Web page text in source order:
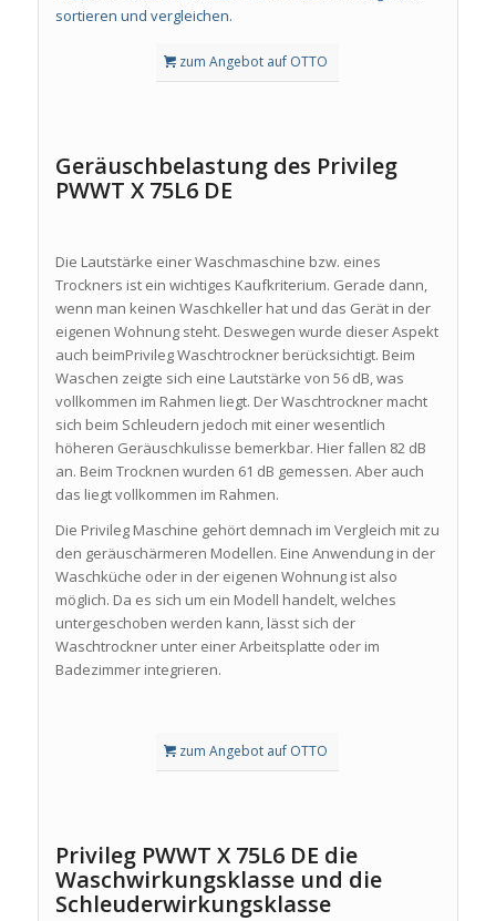
sortieren und vergleichen.
zum Angebot auf OTTO
Geräuschbelastung des Privileg
PWWT X 75L6 DE
Die Lautstärke einer Waschmaschine bzw. eines
Trockners ist ein wichtiges Kaufkriterium. Gerade dann,
wenn man keinen Waschkeller hat und das Gerät in der
eigenen Wohnung steht. Deswegen wurde dieser Aspekt
auch beimPrivileg Waschtrockner berücksichtigt. Beim
Waschen zeigte sich eine Lautstärke von 56 dB, was
vollkommen im Rahmen liegt. Der Waschtrockner macht
sich beim Schleudern jedoch mit einer wesentlich
höheren Geräuschkulisse bemerkbar. Hier fallen 82 dB
an. Beim Trocknen wurden 61 dB gemessen. Aber auch
das liegt vollkommen im Rahmen.
Die Privileg Maschine gehört demnach im Vergleich mit zu
den geräuschärmeren Modellen. Eine Anwendung in der
Waschküche oder in der eigenen Wohnung ist also
möglich. Da es sich um ein Modell handelt, welches
untergeschoben werden kann, lässt sich der
Waschtrockner unter einer Arbeitsplatte oder im
Badezimmer integrieren.
zum Angebot auf OTTO
Privileg PWWT X 75L6 DE die
Waschwirkungsklasse und die
Schleuderwirkungsklasse